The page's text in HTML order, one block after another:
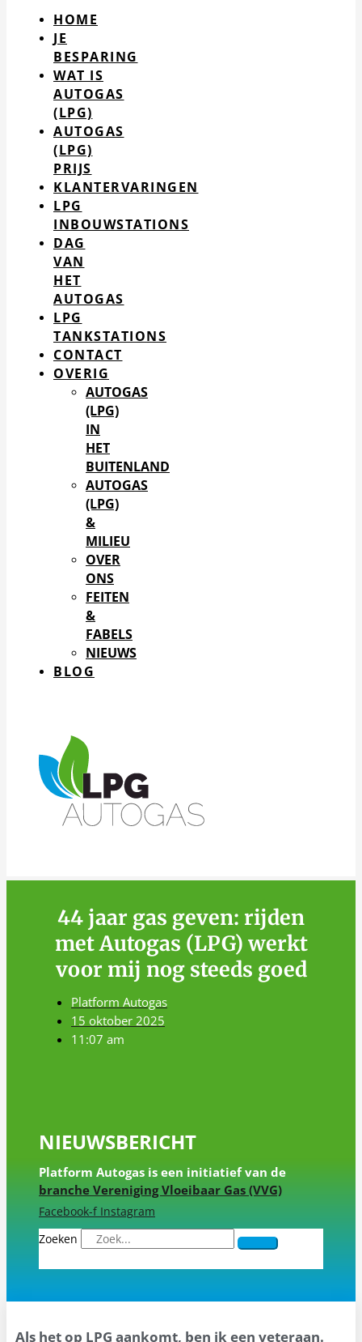
HOME
JE
BESPARING
WAT IS
AUTOGAS
(LPG)
AUTOGAS
(LPG)
PRIJS
KLANTERVARINGEN
LPG
INBOUWSTATIONS
DAG
VAN
HET
AUTOGAS
LPG
TANKSTATIONS
CONTACT
OVERIG
AUTOGAS
(LPG)
IN
HET
BUITENLAND
AUTOGAS
(LPG)
&
MILIEU
OVER
ONS
FEITEN
&
FABELS
NIEUWS
BLOG
44 jaar gas geven: rijden
met Autogas (LPG) werkt
voor mij nog steeds goed
Platform Autogas
15 oktober 2025
11:07 am
NIEUWSBERICHT
Platform Autogas is een initiatief van de
branche Vereniging Vloeibaar Gas (VVG)
Facebook-f Instagram
Zoeken
Als het op LPG aankomt, ben ik een veteraan.